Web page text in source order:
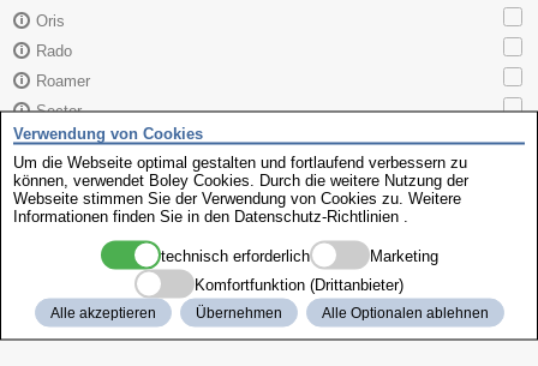
Oris
Rado
Roamer
Sector
Seiko
Skagen
TAG Heuer
Citizen 4-H12824
Verwendung von Cookies
Um die Webseite optimal gestalten und fortlaufend verbessern zu
können, verwendet Boley Cookies. Durch die weitere Nutzung der
Webseite stimmen Sie der Verwendung von Cookies zu. Weitere
Informationen finden Sie in den Datenschutz-Richtlinien
technisch erforderlich
Marketing
Komfortfunktion (Drittanbieter)
Alle akzeptieren Übernehmen Alle Optionalen ablehnen